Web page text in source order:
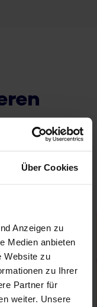
Über Cookies
Anzeigen zu
Medien anbieten
Website zu
zu Ihrer
Partner für
weiter. Unsere
unsere